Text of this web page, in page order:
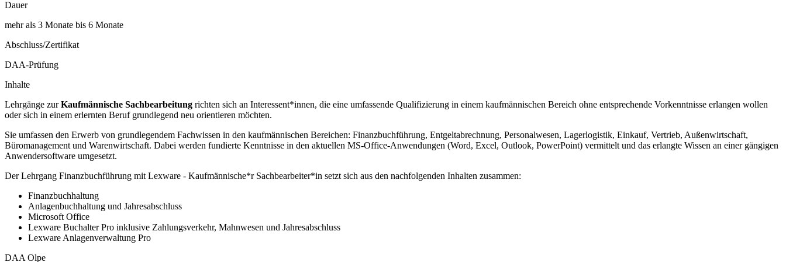
Dauer
mehr als 3 Monate bis 6 Monate
Abschluss/Zertifikat
DAA-Prüfung
Inhalte
Lehrgänge zurKaufmännische Sachbearbeitung richten sich an Interessent*innen, die eine umfassende Qualifizierung in einem kaufmännischen Bereich ohne entsprechende Vorkenntnisse erlangen wollen
oder sich in einem erlernten Beruf grundlegend neu orientieren möchten.
Sie umfassen den Erwerb von grundlegendem Fachwissen in den kaufmännischen Bereichen: Finanzbuchführung, Entgeltabrechnung, Personalwesen, Lagerlogistik, Einkauf, Vertrieb, Außenwirtschaft,
Büromanagement und Warenwirtschaft. Dabei werden fundierte Kenntnisse in den aktuellen MS-Office-Anwendungen (Word, Excel, Outlook, PowerPoint) vermittelt und das erlangte Wissen an einer gängigen
Anwendersoftware umgesetzt.
Der Lehrgang Finanzbuchführung mit Lexware - Kaufmännische*r Sachbearbeiter*in setzt sich aus den nachfolgenden Inhalten zusammen:
Finanzbuchhaltung
Anlagenbuchhaltung und Jahresabschluss
Microsoft Office
Lexware Buchalter Pro inklusive Zahlungsverkehr, Mahnwesen und Jahresabschluss
Lexware Anlagenverwaltung Pro
DAA Olpe